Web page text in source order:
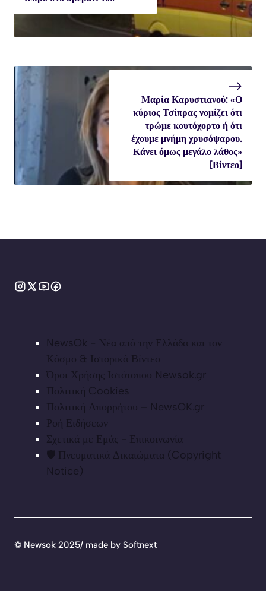
Μαρία Καρυστιανού: «Ο
κύριος Τσίπρας νομίζει ότι
τρώμε κουτόχορτο ή ότι
έχουμε μνήμη χρυσόψαρου.
Κάνει όμως μεγάλο λάθος»
[Βίντεο]
NewsOk - Νέα από την Ελλάδα και τον
Κόσμο & Ιστορικά Βίντεο
Όροι Χρήσης Ιστότοπου Newsok.gr
Πολιτική Cookies
Πολιτική Απορρήτου – NewsOK.gr
Ροή Ειδήσεων
Σχετικά με Εμάς - Επικοινωνία
🛡️ Πνευματικά Δικαιώματα (Copyright
Notice)
© Newsok 2025/ made by Softnext